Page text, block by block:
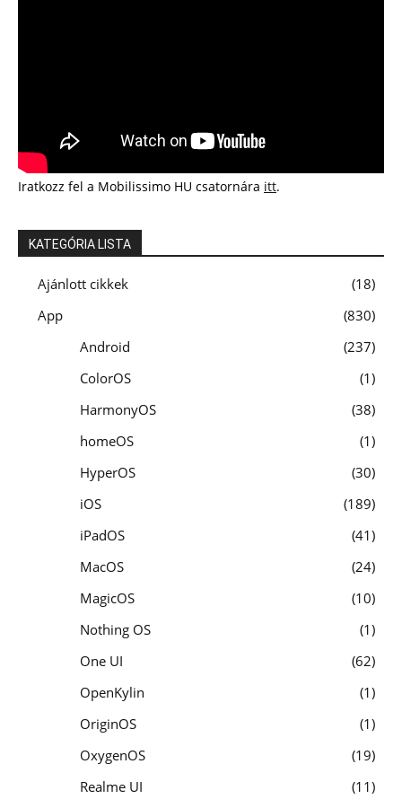
Iratkozz fel a Mobilissimo HU csatornára itt.
KATEGÓRIA LISTA
Ajánlott cikkek
18
App
830
Android
237
ColorOS
1
HarmonyOS
38
homeOS
1
HyperOS
30
iOS
189
iPadOS
41
MacOS
24
MagicOS
10
Nothing OS
1
One UI
62
OpenKylin
1
OriginOS
1
OxygenOS
19
Realme UI
11